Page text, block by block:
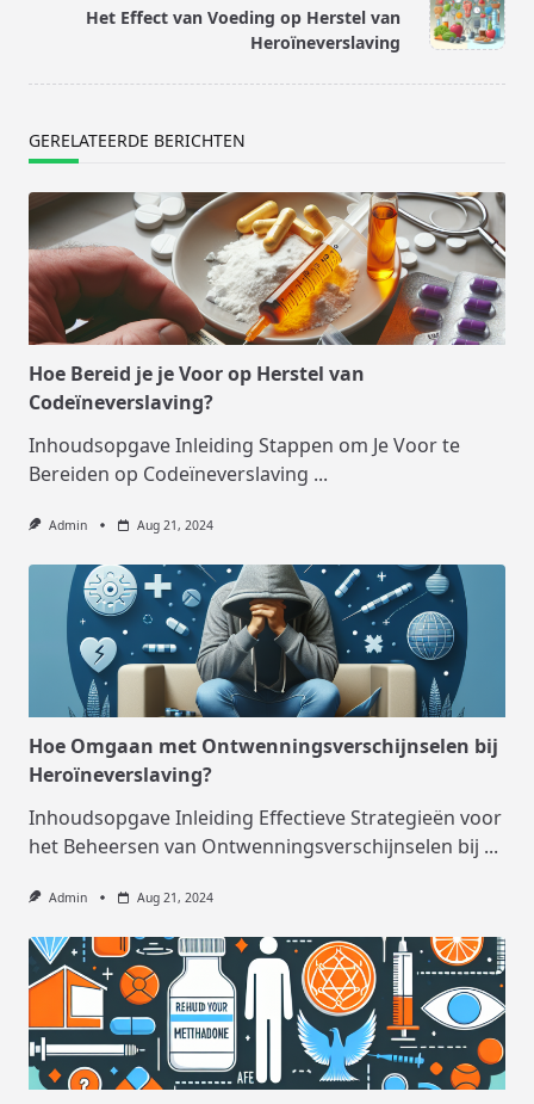
reader-Het Effect van Voeding op Herstel van
Heroïneverslaving
GERELATEERDE BERICHTEN
Hoe Bereid je je Voor op Herstel van
Codeïneverslaving?
Inhoudsopgave Inleiding Stappen om Je Voor te
Bereiden op Codeïneverslaving ...
Admin Aug 21, 2024
Hoe Omgaan met Ontwenningsverschijnselen bij
Heroïneverslaving?
Inhoudsopgave Inleiding Effectieve Strategieën voor
het Beheersen van Ontwenningsverschijnselen bij ...
Admin Aug 21, 2024